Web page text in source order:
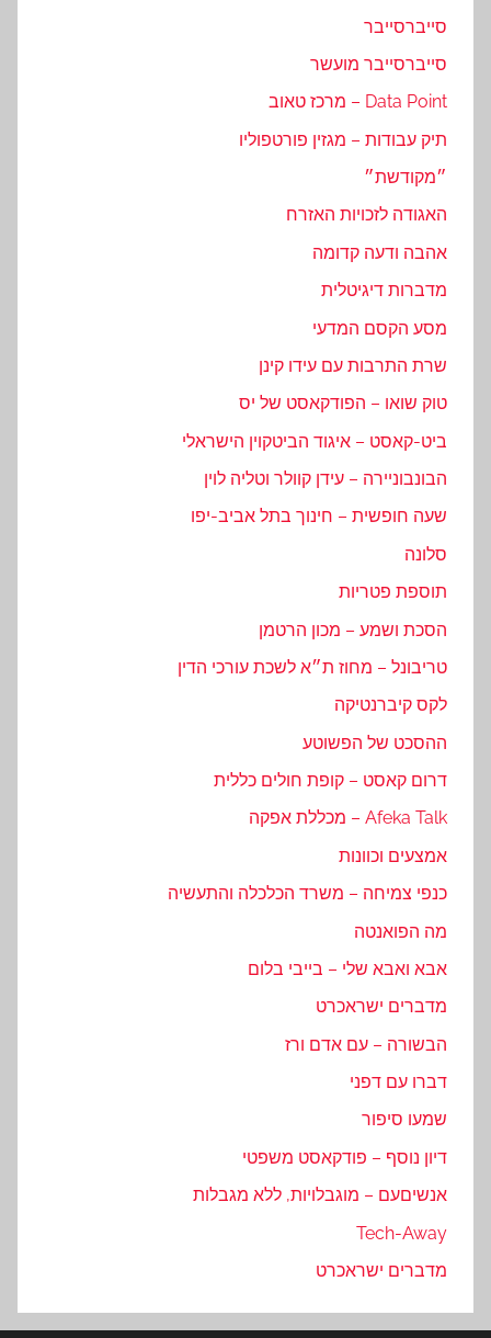
סייברסייבר
סייברסייבר מועשר
Data Point – מרכז טאוב
תיק עבודות – מגזין פורטפוליו
״מקודשת״
האגודה לזכויות האזרח
אהבה ודעה קדומה
מדברות דיגיטלית
מסע הקסם המדעי
שרת התרבות עם עידו קינן
טוק שואו – הפודקאסט של יס
ביט-קאסט – איגוד הביטקוין הישראלי
הבונבוניירה – עידן קוולר וטליה לוין
שעה חופשית – חינוך בתל אביב-יפו
סלונה
תוספת פטריות
הסכת ושמע – מכון הרטמן
טריבונל – מחוז ת״א לשכת עורכי הדין
לקס קיברנטיקה
ההסכט של הפשוטע
דרום קאסט – קופת חולים כללית
Afeka Talk – מכללת אפקה
אמצעים וכוונות
כנפי צמיחה – משרד הכלכלה והתעשיה
מה הפואנטה
אבא ואבא שלי – בייבי בלום
מדברים ישראכרט
הבשורה – עם אדם ורז
דברו עם דפני
שמעו סיפור
דיון נוסף – פודקאסט משפטי
אנשיםעם – מוגבלויות, ללא מגבלות
Tech-Away
מדברים ישראכרט